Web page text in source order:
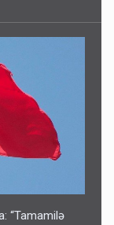
“Tamamilə